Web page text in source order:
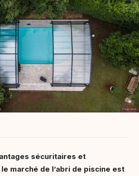
sécuritaires et
marché de l’abri de piscine est